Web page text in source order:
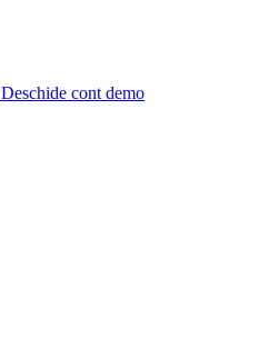
Deschide cont demo